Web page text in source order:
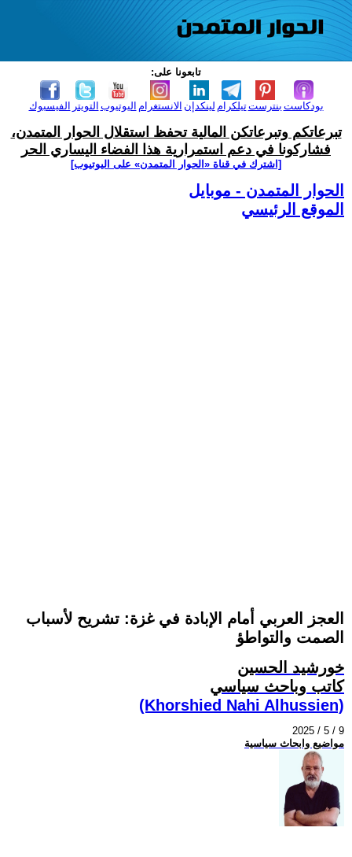
تابعونا على:
الفيسبوك التويتر اليوتيوب الانستغرام لينكدإن تيلكرامبنترست بودكاست
تبرعاتكم وتبرعاتكن المالية تحفظ استقلال الحوار المتمدن،
فشاركونا في دعم استمرارية هذا الفضاء اليساري الحر
[اشترك في قناة ‫«الحوار المتمدن» على اليوتيوب]
الحوار المتمدن - موبايل
الموقع الرئيسي
العجز العربي أمام الإبادة في غزة: تشريح لأسباب
الصمت والتواطؤ
خورشيد الحسين
كاتب وباحث سياسي
(Khorshied Nahi Alhussien)
2025 / 5 / 9
مواضيع وابحاث سياسية